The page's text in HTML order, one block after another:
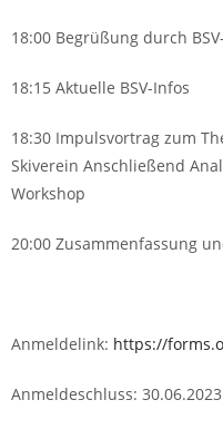
18:00 Begrüßung durch
18:15 Aktuelle BSV-Infos
18:30 Impulsvortrag zum
Skiverein Anschließend
Workshop
20:00 Zusammenfassung
Anmeldelink: https://
Anmeldeschluss: 30.06.2023